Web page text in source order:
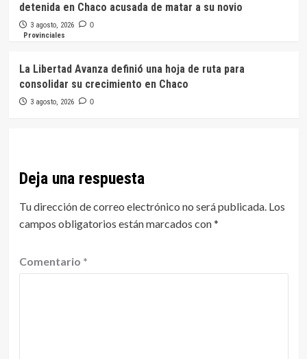
detenida en Chaco acusada de matar a su novio
3 agosto, 2026 0
Provinciales
La Libertad Avanza definió una hoja de ruta para
consolidar su crecimiento en Chaco
3 agosto, 2026 0
Deja una respuesta
Tu dirección de correo electrónico no será publicada. Los
campos obligatorios están marcados con*
Comentario *